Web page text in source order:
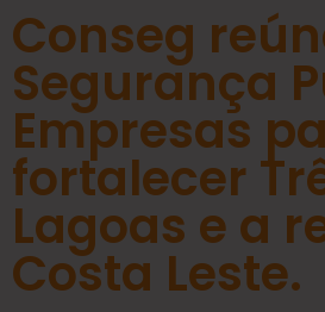
Conseg
Segurança
Empresas
fortalecer
Lagoas e a
Costa Leste.